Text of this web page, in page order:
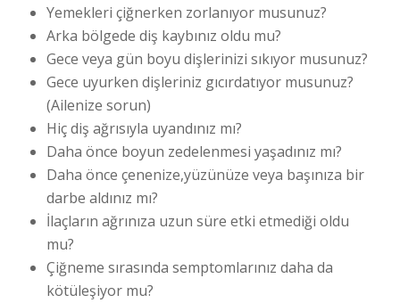
Yemekleri çiğnerken zorlanıyor musunuz?
Arka bölgede diş kaybınız oldu mu?
Gece veya gün boyu dişlerinizi sıkıyor musunuz?
Gece uyurken dişleriniz gıcırdatıyor musunuz?
(Ailenize sorun)
Hiç diş ağrısıyla uyandınız mı?
Daha önce boyun zedelenmesi yaşadınız mı?
Daha önce çenenize,yüzünüze veya başınıza bir
darbe aldınız mı?
İlaçların ağrınıza uzun süre etki etmediği oldu
mu?
Çiğneme sırasında semptomlarınız daha da
kötüleşiyor mu?